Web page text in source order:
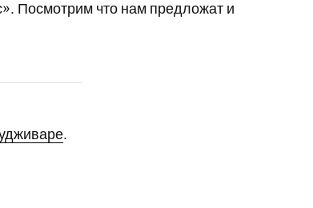
Посмотрим что нам предложат и
.